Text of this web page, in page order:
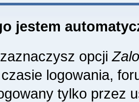
jestem
opcji
logowania,
tylko przez